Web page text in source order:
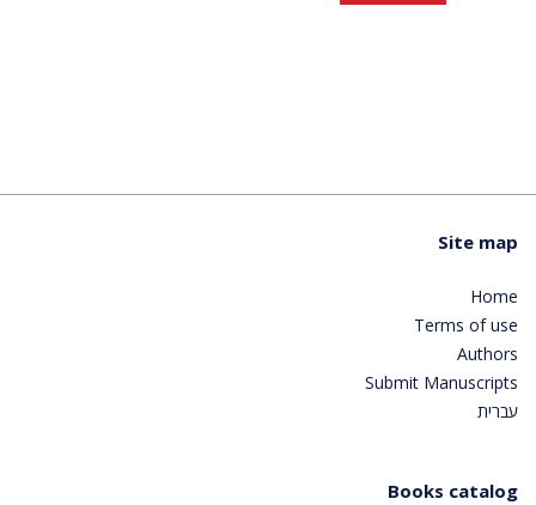
Site map
Home
Terms of use
Authors
Submit Manuscripts
עברית
Books catalog